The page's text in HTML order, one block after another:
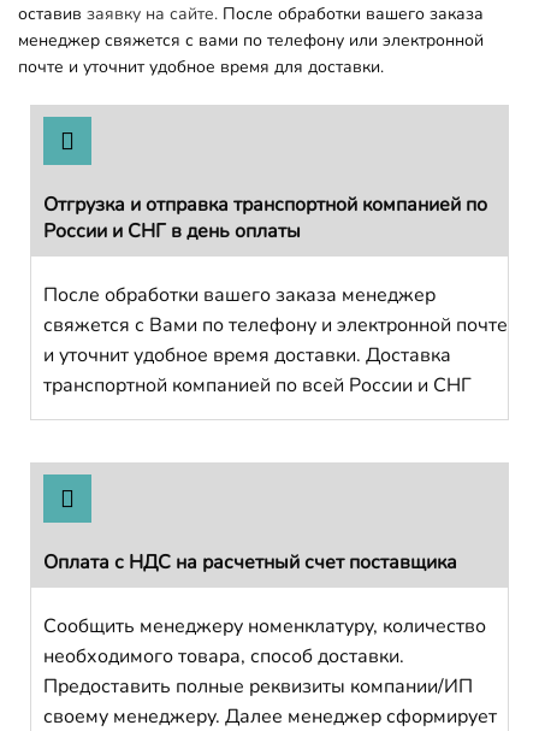
оставив заявку на сайте. После обработки вашего заказа
менеджер свяжется с вами по телефону или электронной
почте и уточнит удобное время для доставки.
Отгрузка и отправка транспортной компанией по
России и СНГ в день оплаты
После обработки вашего заказа менеджер
свяжется с Вами по телефону и электронной почте
и уточнит удобное время доставки. Доставка
транспортной компанией по всей России и СНГ
Оплата с НДС на расчетный счет поставщика
Сообщить менеджеру номенклатуру, количество
необходимого товара, способ доставки.
Предоставить полные реквизиты компании/ИП
своему менеджеру. Далее менеджер сформирует